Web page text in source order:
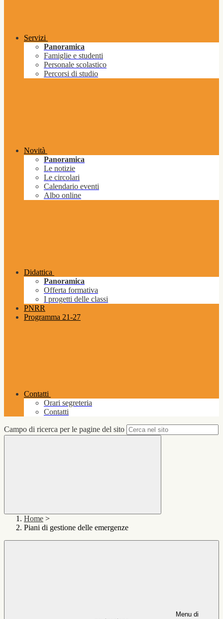
Servizi
Panoramica
Famiglie e studenti
Personale scolastico
Percorsi di studio
Novità
Panoramica
Le notizie
Le circolari
Calendario eventi
Albo online
Didattica
Panoramica
Offerta formativa
I progetti delle classi
PNRR
Programma 21-27
Contatti
Orari segreteria
Contatti
Campo di ricerca per le pagine del sito
Home >
Piani di gestione delle emergenze
Menu di